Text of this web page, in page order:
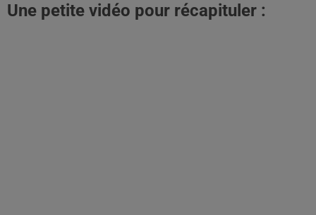
Une petite vidéo pour récapituler :